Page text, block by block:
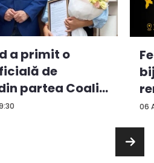
a primit o
de
partea Coali...
06
...